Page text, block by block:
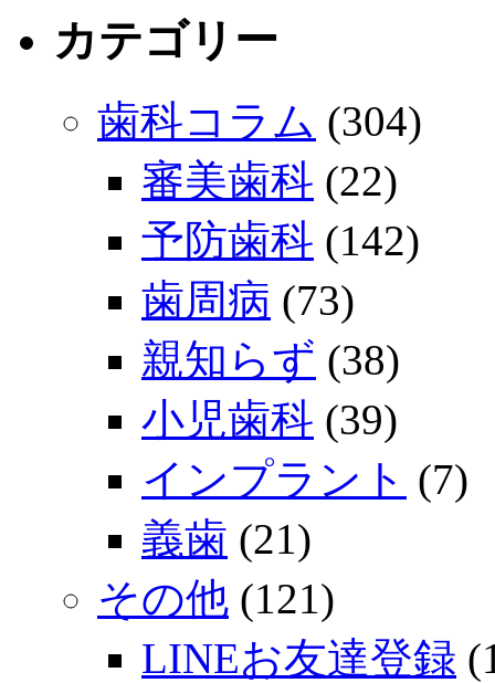
カテゴリー
歯科コラム (304)
審美歯科 (22)
予防歯科 (142)
歯周病 (73)
親知らず (38)
小児歯科 (39)
インプラント (7)
義歯 (21)
その他 (121)
LINEお友達登録